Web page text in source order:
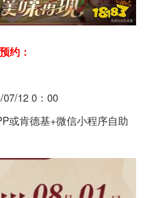
约：
12 0：00
或肯德基+微信小程序自助